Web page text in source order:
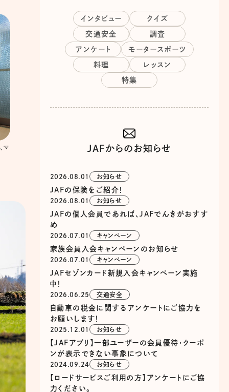
マ
インタビュー クイズ
交通安全 調査
アンケート モータースポーツ
料理 レッスン
特集
JAFからのお知らせ
2026.08.01 お知らせ
JAFの保険をご紹介！
2026.08.01 お知らせ
JAFの個人会員であれば、JAFでんきがおすす
め
2026.07.01 キャンペーン
家族会員入会キャンペーンのお知らせ
2026.07.01 キャンペーン
JAFセゾンカード新規入会キャンペーン実施
中！
2026.06.25 交通安全
自動車の税金に関するアンケートにご協力を
お願いします！
2025.12.01 お知らせ
【JAFアプリ】一部ユーザーの会員優待・クーポ
ンが表示できない事象について
2024.09.24 お知らせ
【ロードサービスご利用の方】アンケートにご協
力ください。